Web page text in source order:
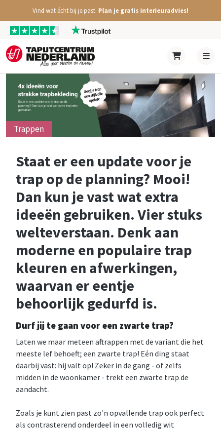
Vind wat écht bij je past. Plan je gratis interieuradvies!
Trappen
Staat er een update voor je
trap op de planning? Mooi!
Dan kun je vast wat extra
ideeën gebruiken. Vier stuks
welteverstaan. Denk aan
moderne en populaire trap
kleuren en afwerkingen,
waarvan er eentje
behoorlijk gedurfd is.
Durf jij te gaan voor een zwarte trap?
Laten we maar meteen aftrappen met de variant die het
meeste lef behoeft; een zwarte trap! Eén ding staat
daarbij vast: hij valt op! Zeker in de gang - of zelfs
midden in de woonkamer - trekt een zwarte trap de
aandacht.
Zoals je kunt zien past zo'n opvallende trap ook perfect
als contrasterend onderdeel in een volledig wit